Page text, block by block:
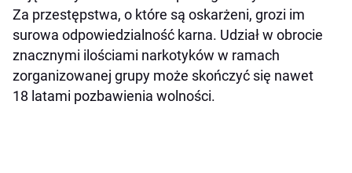
Za przestępstwa, o które są oskarżeni, grozi im
surowa odpowiedzialność karna. Udział w obrocie
znacznymi ilościami narkotyków w ramach
zorganizowanej grupy może skończyć się nawet
18 latami pozbawienia wolności.